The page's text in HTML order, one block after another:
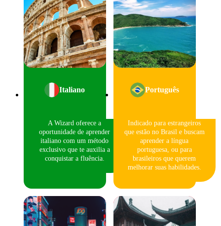
Italiano
A Wizard oferece a
oportunidade de aprender
italiano com um método
exclusivo que te auxilia a
conquistar a fluência.
Português
Indicado para estrangeiros
que estão no Brasil e buscam
aprender a língua
portuguesa, ou para
brasileiros que querem
melhorar suas habilidades.